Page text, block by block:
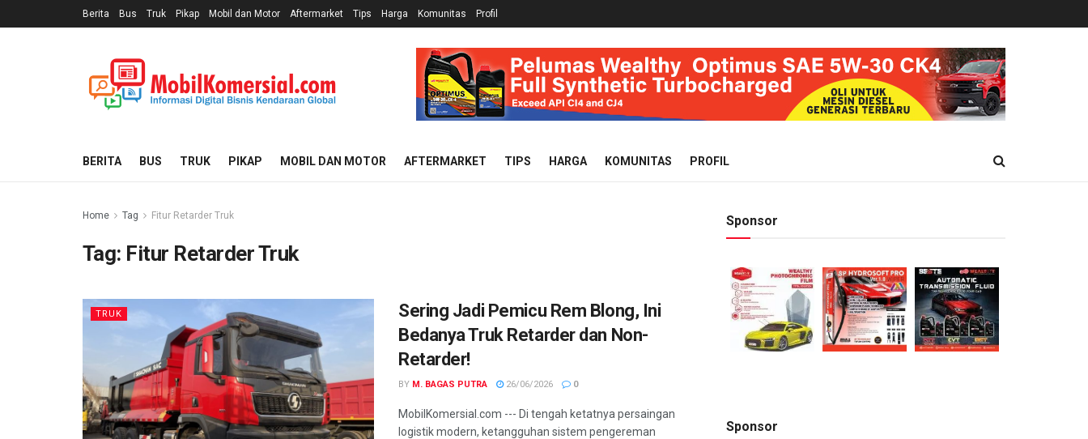
Berita Bus Truk Pikap Mobil dan Motor Aftermarket Tips Harga Komunitas Profil
BERITA BUS TRUK PIKAP MOBIL DAN MOTOR AFTERMARKET TIPS HARGA KOMUNITAS PROFIL
Home Tag Fitur Retarder Truk
Tag: Fitur Retarder Truk
TRUK
Sering Jadi Pemicu Rem Blong, Ini
Bedanya Truk Retarder dan Non-
Retarder!
BY M. BAGAS PUTRA 26/06/2026 0
MobilKomersial.com --- Di tengah ketatnya persaingan
logistik modern, ketangguhan sistem pengereman
Sponsor
Sponsor